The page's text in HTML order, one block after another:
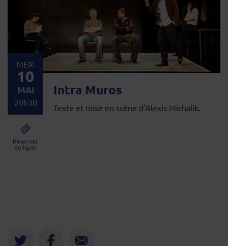
Intra Muros
Texte et mise en scène d'Alexis Michalik.
MER.
10
MAI
20h30
Réserver
en ligne